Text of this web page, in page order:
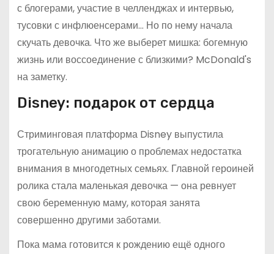
с блогерами, участие в челленджах и интервью,
тусовки с инфлюенсерами… Но по нему начала
скучать девочка. Что же выберет мишка: богемную
жизнь или воссоединение с близкими? McDonald's
на заметку.
Disney: подарок от сердца
Стриминговая платформа Disney выпустила
трогательную анимацию о проблемах недостатка
внимания в многодетных семьях. Главной героиней
ролика стала маленькая девочка — она ревнует
свою беременную маму, которая занята
совершенно другими заботами.
Пока мама готовится к рождению ещё одного